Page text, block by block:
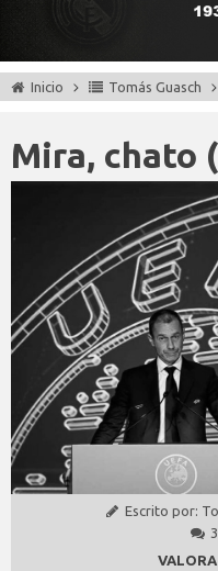
Inicio Tomás Guasch
Mira, chato
Escrito por: